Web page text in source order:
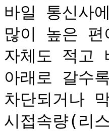
바일 통신사
많이 높은 편
자체도 적고
아래로 갈수
차단되거나
시접속량(리